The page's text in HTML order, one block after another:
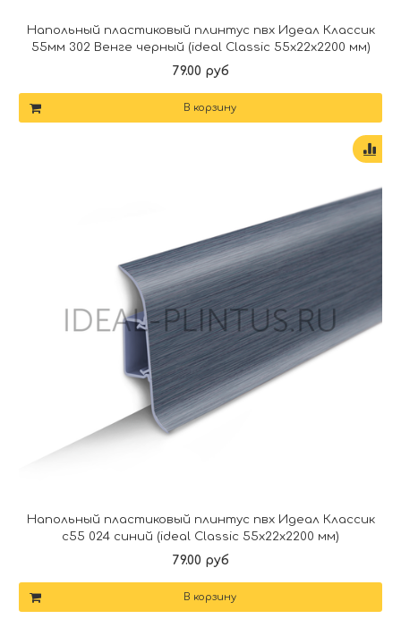
Напольный пластиковый плинтус пвх Идеал Классик
55мм 302 Венге черный (ideal Classic 55х22х2200 мм)
79.00 руб
В корзину
Напольный пластиковый плинтус пвх Идеал Классик
c55 024 синий (ideal Classic 55х22х2200 мм)
79.00 руб
В корзину